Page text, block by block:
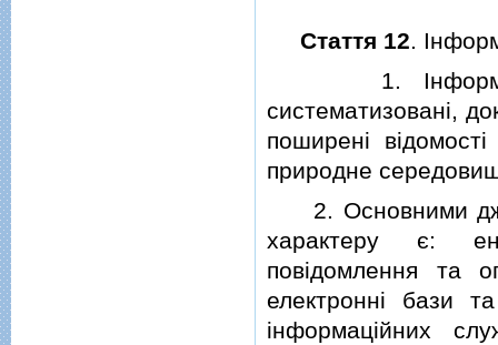
Стаття 12.
1. Iнформацiя
систематизованi,
поширенi
природне
2. Основними
характеру є:
повiдомлення та
електроннi бази
iнформацiйних